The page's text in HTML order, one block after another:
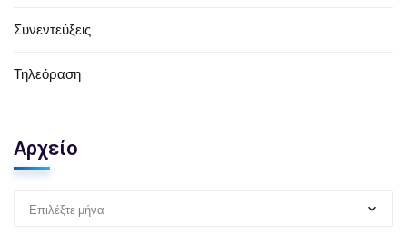
Συνεντεύξεις
Τηλεόραση
Αρχείο
Επιλέξτε μήνα